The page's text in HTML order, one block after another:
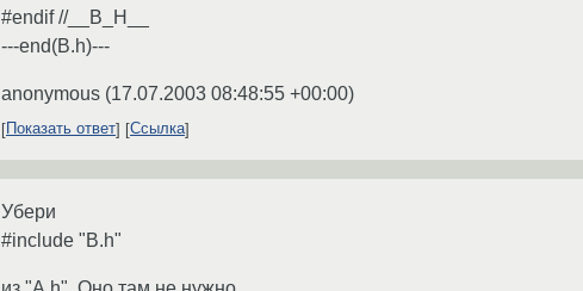
#endif //__B_H__
---end(B.h)---
anonymous (17.07.2003 08:48:55 +00:00)
Показать ответ Ссылка
Убери
#include "B.h"